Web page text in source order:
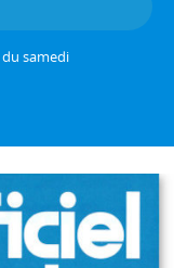
du samedi